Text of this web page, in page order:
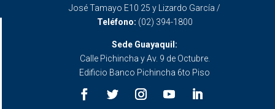
José Tamayo E10 25 y Lizardo García /
Teléfono: (02) 394-1800
Sede Guayaquil:
Calle Pichincha y Av. 9 de Octubre.
Edificio Banco Pichincha 6to Piso